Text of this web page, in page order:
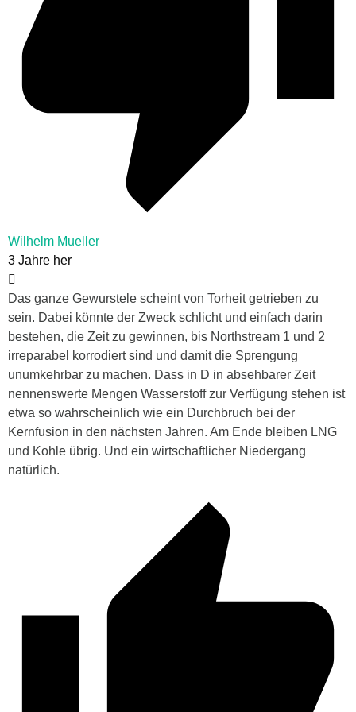
Wilhelm Mueller
3 Jahre her
Das ganze Gewurstele scheint von Torheit getrieben zu
sein. Dabei könnte der Zweck schlicht und einfach darin
bestehen, die Zeit zu gewinnen, bis Northstream 1 und 2
irreparabel korrodiert sind und damit die Sprengung
unumkehrbar zu machen. Dass in D in absehbarer Zeit
nennenswerte Mengen Wasserstoff zur Verfügung stehen ist
etwa so wahrscheinlich wie ein Durchbruch bei der
Kernfusion in den nächsten Jahren. Am Ende bleiben LNG
und Kohle übrig. Und ein wirtschaftlicher Niedergang
natürlich.